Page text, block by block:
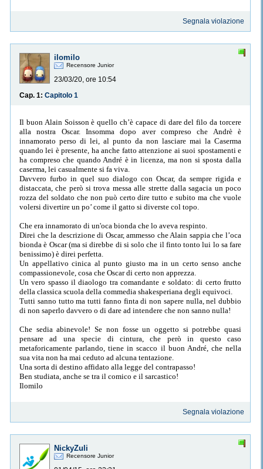
Segnala violazione
ilomilo
Recensore Junior
23/03/20, ore 10:54
Cap. 1: Capitolo 1
Il buon Alain Soisson è quello ch’è capace di dare del filo da torcere
alla nostra Oscar. Insomma dopo aver compreso che Andrè è
innamorato perso di lei, al punto da non lasciare mai la Caserma
quando lei è presente, ha anche fatto attenzione ai suoi spostamenti e
ha compreso che quando André è in licenza, ma non si sposta dalla
caserma, lei casualmente si fa viva.
Davvero furbo in quel suo dialogo con Oscar, da sempre rigida e
distaccata, che però si trova messa alle strette dalla sagacia un poco
rozza del soldato che non può certo dire tutto e subito ma che vuole
volersi divertire un po’ come il gatto si diverste col topo.
Che era innamorato di un'oca bionda che lo aveva respinto.
Direi che la descrizione di Oscar, ammesso che Alain sappia che l’oca
bionda è Oscar (ma si direbbe di si solo che il finto tonto lui lo sa fare
benissimo) è direi perfetta.
Un appellativo cinica al punto giusto ma in un certo senso anche
compassionevole, cosa che Oscar di certo non apprezza.
Un vero spasso il diaologo tra comandante e soldato: di certo frutto
della classica scuola della commedia shakesperiana degli equivoci.
Tutti sanno tutto ma tutti fanno finta di non sapere nulla, nel dubbio
di non saperlo davvero o di dare ad intendere che non sanno nulla!
Che sedia abinevole! Se non fosse un oggetto si potrebbe quasi
pensare ad una specie di cintura, che però in questo caso
metaforicamente parlando, tiene in scacco il buon André, che nella
sua vita non ha mai ceduto ad alcuna tentazione.
Una sorta di destino affidato alla legge del contrapasso!
Ben studiata, anche se tra il comico e il sarcastico!
Ilomilo
Segnala violazione
NickyZuli
Recensore Junior